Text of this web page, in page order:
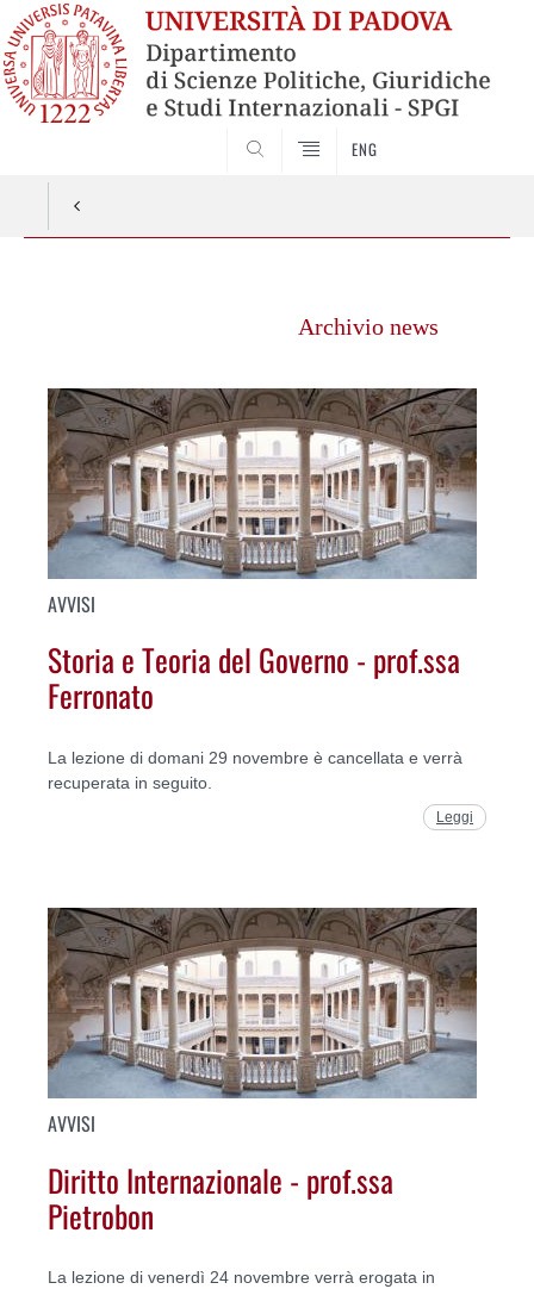
ENG
Archivio news
AVVISI
Storia e Teoria del Governo - prof.ssa
Ferronato
La lezione di domani 29 novembre è cancellata e verrà
recuperata in seguito.
Leggi
AVVISI
Diritto Internazionale - prof.ssa
Pietrobon
La lezione di venerdì 24 novembre verrà erogata in